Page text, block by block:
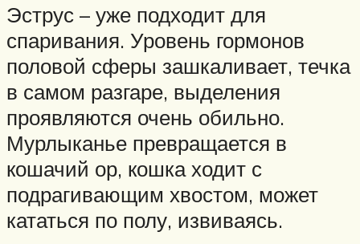
Эструс – уже подходит для
спаривания. Уровень гормонов
половой сферы зашкаливает, течка
в самом разгаре, выделения
проявляются очень обильно.
Мурлыканье превращается в
кошачий ор, кошка ходит с
подрагивающим хвостом, может
кататься по полу, извиваясь.